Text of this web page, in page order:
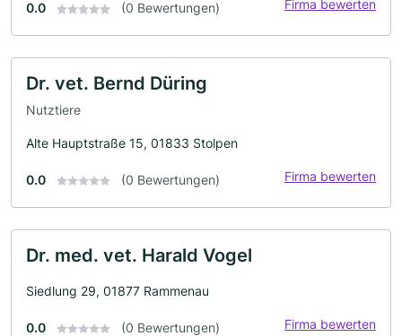
0.0 (0 Bewertungen) Firma bewerten
Dr. vet. Bernd Düring
Nutztiere
Alte Hauptstraße 15, 01833 Stolpen
0.0 (0 Bewertungen) Firma bewerten
Dr. med. vet. Harald Vogel
Siedlung 29, 01877 Rammenau
0.0 (0 Bewertungen) Firma bewerten